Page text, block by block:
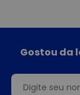
Gostou da